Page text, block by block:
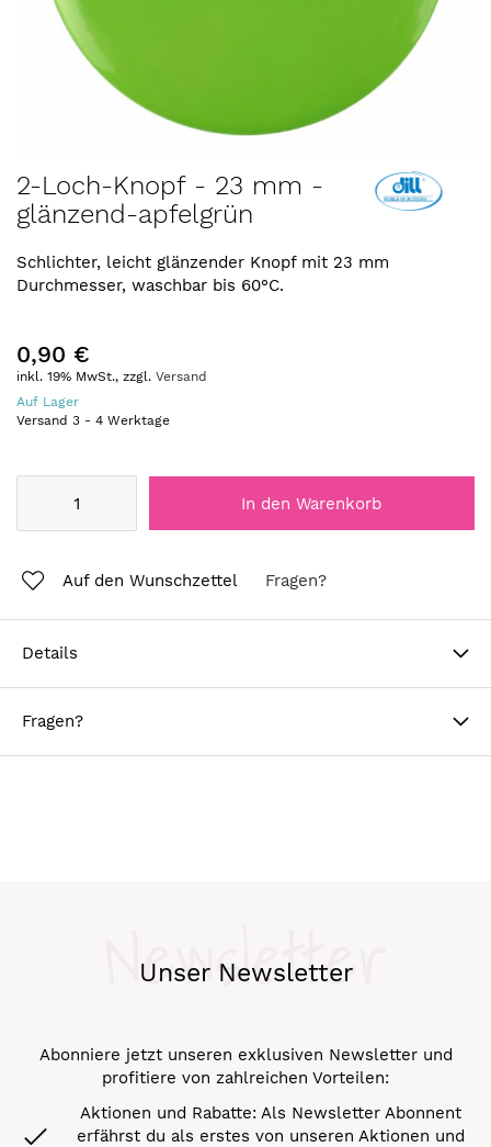
Anfang
der
springen
2-Loch-Knopf - 23 mm -
glänzend-apfelgrün
Schlichter, leicht glänzender Knopf mit 23 mm
Durchmesser, waschbar bis 60°C.
0,90 €
inkl. 19% MwSt., zzgl. Versand
Auf Lager
Versand 3 - 4 Werktage
In den Warenkorb
Auf den Wunschzettel Fragen?
Details
Fragen?
Unser Newsletter
Newsletter
Abonniere jetzt unseren exklusiven Newsletter und
profitiere von zahlreichen Vorteilen:
Aktionen und Rabatte: Als Newsletter Abonnent
erfährst du als erstes von unseren Aktionen und